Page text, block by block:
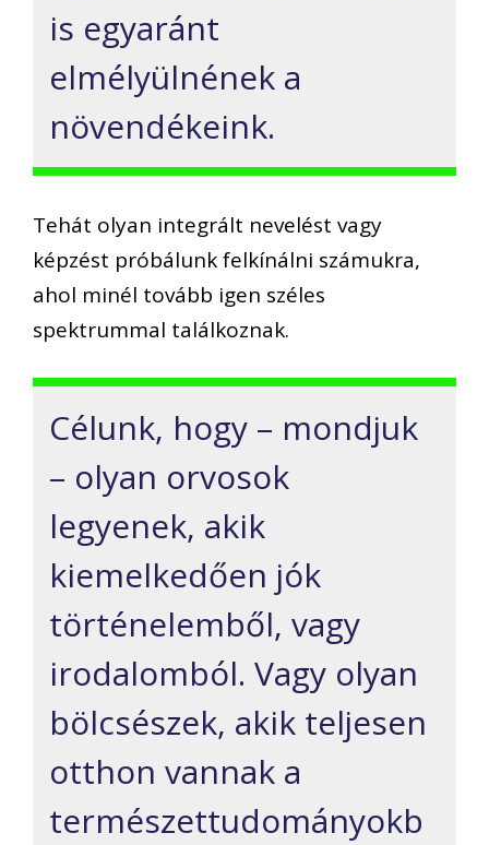
is egyaránt
elmélyülnének a
növendékeink.
Tehát olyan integrált nevelést vagy
képzést próbálunk felkínálni számukra,
ahol minél tovább igen széles
spektrummal találkoznak.
Célunk, hogy – mondjuk
– olyan orvosok
legyenek, akik
kiemelkedően jók
történelemből, vagy
irodalomból. Vagy olyan
bölcsészek, akik teljesen
otthon vannak a
természettudományokb